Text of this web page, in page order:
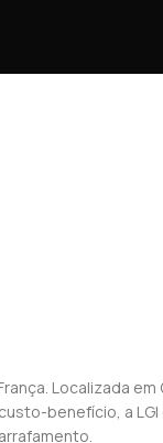
Localizada
benefício, a